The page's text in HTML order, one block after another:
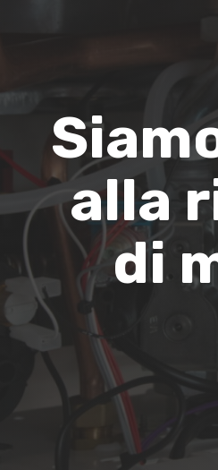
alla
di